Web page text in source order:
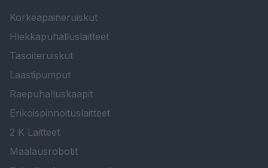
Korkeapaineruiskut
Hiekkapuhalluslaitteet
Tasoiteruiskut
Laastipumput
Raepuhalluskaapit
Erikoispinnoituslaitteet
2 K Laitteet
Maalausrobotit